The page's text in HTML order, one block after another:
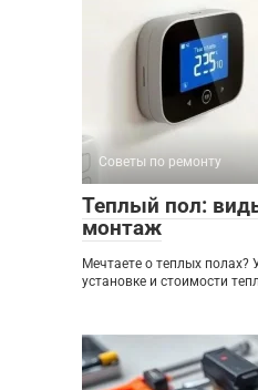
Советы по ремонту
Теплый пол:
монтаж
Мечтаете о теплых полах?
установке и стоимости